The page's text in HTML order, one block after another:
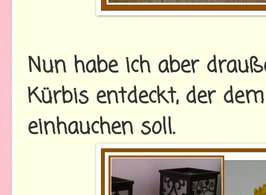
Nun habe ich aber
Kürbis entdeckt, der
einhauchen soll.